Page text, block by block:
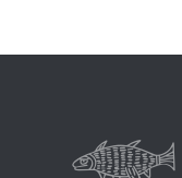
Позиція